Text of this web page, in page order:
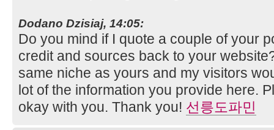
Dodano Dzisiaj, 14:05:
Do you mind if I quote a couple of your
credit and sources back to your
same niche as yours and my visitors
lot of the information you provide here.
okay with you. Thank you! 선릉도파민